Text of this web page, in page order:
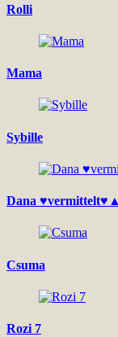
Rolli
Mama
Sybille
Dana
Csuma
Rozi 7